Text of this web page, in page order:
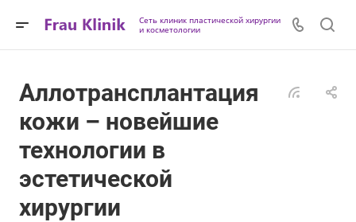
Сеть клиник пластической хирургии
и косметологии
Аллотрансплантация
кожи – новейшие
технологии в
эстетической
хирургии